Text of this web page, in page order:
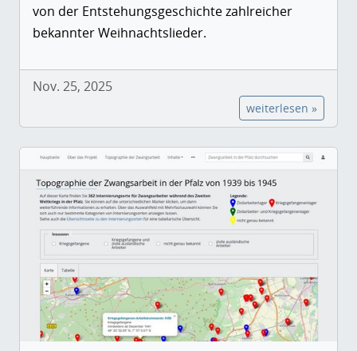
von der Entstehungsgeschichte zahlreicher
bekannter Weihnachtslieder.
Nov. 25, 2025
weiterlesen »